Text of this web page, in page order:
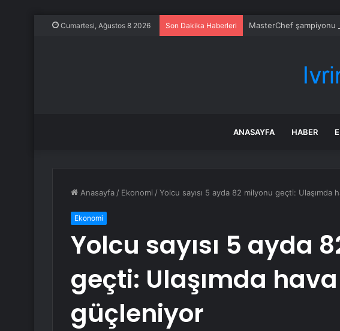
Cumartesi, Ağustos 8 2026 Son Dakika Haberleri MasterChef şampiyonu
ANASAYFA HABER
Anasayfa / Ekonomi /Yolcu sayısı 5 ayda 82 milyonu geçti:
Ekonomi
Yolcu sayısı 5 ayda
geçti: Ulaşımda
güçleniyor